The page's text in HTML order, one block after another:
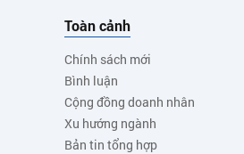
Toàn cảnh
Chính sách mới
Bình luận
Cộng đồng doanh nhân
Xu hướng ngành
Bản tin tổng hợp